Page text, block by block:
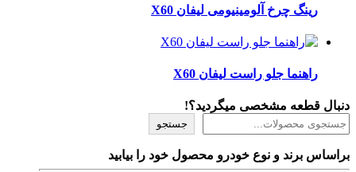
رینگ چرخ آلومینیومی لیفان X60
راهنما جلو راست لیفان X60
دنبال قطعه مشخصی میگردید؟!
جستجو
براساس برند و نوع خودرو محصول خود را بیابید